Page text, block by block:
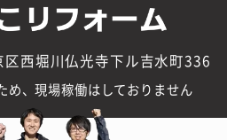
西堀川仏光寺下ル吉水町336
め、現場稼働はしておりません